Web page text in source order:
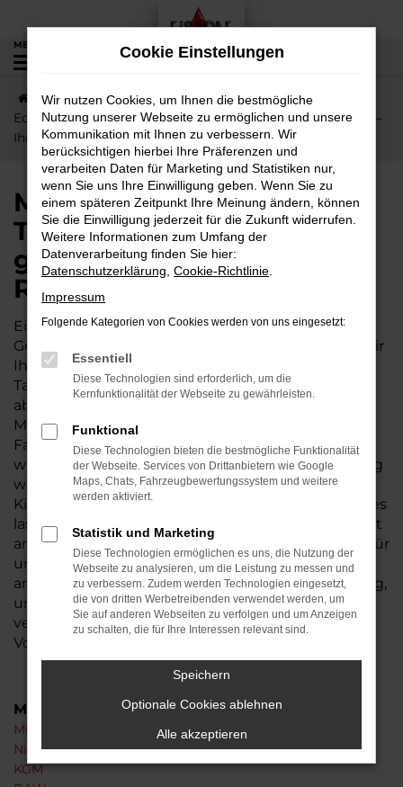
Zum
Hauptinhalt
springen
MENÜ
Startseite Ranstadt Mitsubishi
Mitsubishi
Eclipse Cross
Mitsubishi Eclipse Cross Tageszulassung –
Ihr günstiger Autokauf für Ranstadt
Mitsubishi Eclipse Cross
Tageszulassung – Ihr
günstiger Autokauf für
Ranstadt
Ein Neuwagen für Ranstadt zum
Gebrauchtwagenpreis? Genau das ermöglichen wir
Ihnen mit einer Mitsubishi Eclipse Cross
Tageszulassung. Das klingt sensationell, kommt
aber in der Automobilbranche häufig vor. Eine
Mitsubishi Eclipse Cross Tageszulassung ist ein
Fahrzeug, das für exakt einen Tag zugelassen
wurde, meist auf den Händler. Durch die Zulassung
wird aus einem Neuwagen ohne gefahrene
Kilometer formal ein Gebrauchtwagen. Die Folge: es
lassen sich Rabatte einräumen, die bei einem nicht
angemeldeten Neuwagen nicht möglich wären. Für
unsere Kundinnen und Kunden aus Ranstadt und
anderswo, nutzen wir diese Vorgehensweise häufig,
um bereits vorhandene Fahrzeuge günstiger zu
veräußern. Das lohnt sich und bietet zudem den
Vorteil deutlich kürzerer Lieferzeiten.
Marken
Mitsubishi
Nissan
KGM
Cookie Einstellungen
Wir nutzen Cookies, um Ihnen die bestmögliche
Nutzung unserer Webseite zu ermöglichen und unsere
Kommunikation mit Ihnen zu verbessern. Wir
berücksichtigen hierbei Ihre Präferenzen und
verarbeiten Daten für Marketing und Statistiken nur,
wenn Sie uns Ihre Einwilligung geben. Wenn Sie zu
einem späteren Zeitpunkt Ihre Meinung ändern, können
Sie die Einwilligung jederzeit für die Zukunft widerrufen.
Weitere Informationen zum Umfang der
Datenverarbeitung finden Sie hier:
Datenschutzerklärung Cookie-Richtlinie
Impressum
Folgende Kategorien von Cookies werden von uns eingesetzt:
Essentiell
Diese Technologien sind erforderlich, um die
Kernfunktionalität der Webseite zu gewährleisten.
Funktional
Diese Technologien bieten die bestmögliche Funktionalität
der Webseite. Services von Drittanbietern wie Google
Maps, Chats, Fahrzeugbewertungssystem und weitere
werden aktiviert.
Statistik und Marketing
Diese Technologien ermöglichen es uns, die Nutzung der
Webseite zu analysieren, um die Leistung zu messen und
zu verbessern. Zudem werden Technologien eingesetzt,
die von dritten Werbetreibenden verwendet werden, um
Sie auf anderen Webseiten zu verfolgen und um Anzeigen
zu schalten, die für Ihre Interessen relevant sind.
Speichern
Optionale Cookies ablehnen
Alle akzeptieren